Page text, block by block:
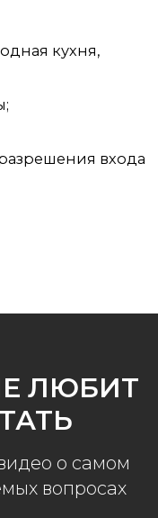
ЛЮБИТ
о самом
вопросах